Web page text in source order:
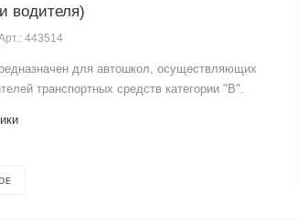
водителя)
443514
для автошкол, осуществляющих
транспортных средств категории "В".